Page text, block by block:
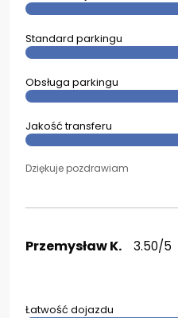
Standard parkingu
Obsługa parkingu
Jakość transferu
Dziękuje pozdrawiam
Przemysław K. 3.50/5
Łatwość dojazdu